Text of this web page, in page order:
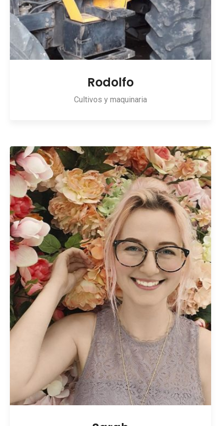
Rodolfo
Cultivos y maquinaria